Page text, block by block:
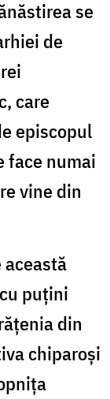
se
de
care
episcopul
face numai
vine din
puțini
din
chiparoși